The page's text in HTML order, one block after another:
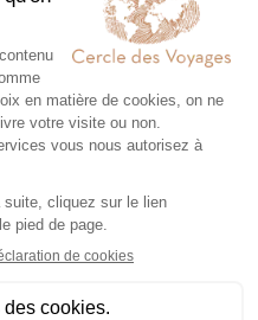
votre itinéraire
un conseiller-expert
à votre image,
et à votre rythme.
toute sérénité
transports, formalités,
: nous nous
Il ne vous reste plus